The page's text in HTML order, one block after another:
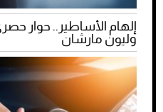
إلهام الأساطير.. حوار
وليون مارشان